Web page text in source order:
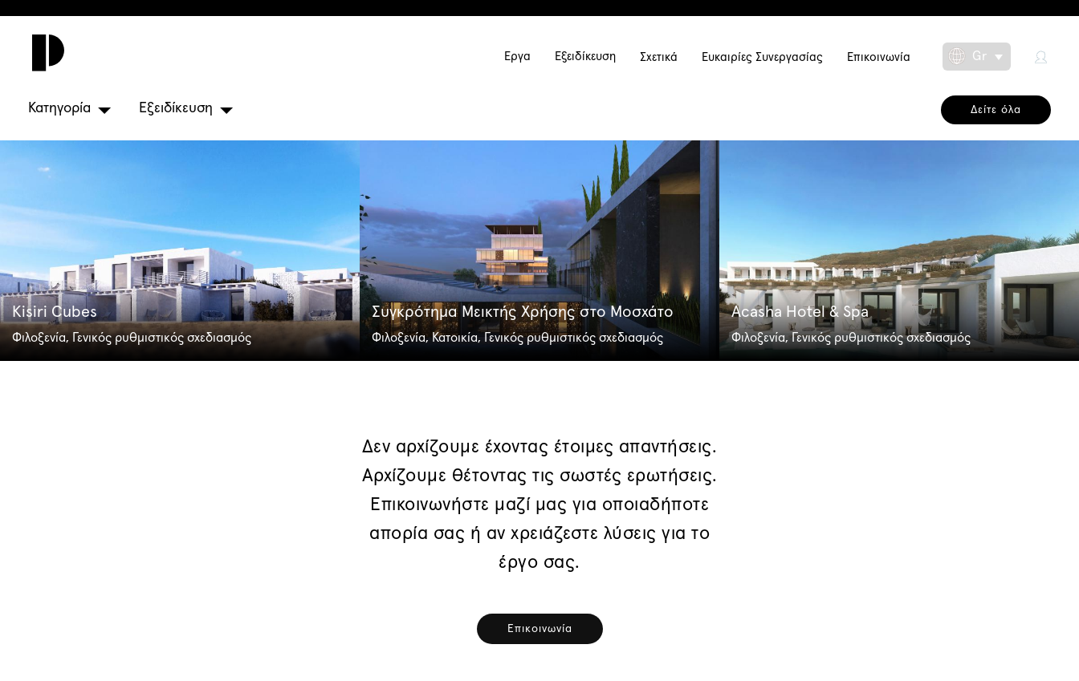
Έργα Εξειδίκευση
Main
Σχετικά Ευκαιρίες Συνεργασίας Επικοινωνία
Gr
Toggle
Κατηγορία Εξειδίκευση Δείτε όλα
Kisiri Cubes
Φιλοξενία, Γενικός ρυθμιστικός σχεδιασμός
Συγκρότημα Μεικτής Χρήσης στο Μοσχάτο
Φιλοξενία, Κατοικία, Γενικός ρυθμιστικός σχεδιασμός
Acasha Hotel & Spa
Φιλοξενία, Γενικός ρυθμιστικός σχεδιασμός
Δεν αρχίζουμε έχοντας έτοιμες απαντήσεις.
Αρχίζουμε θέτοντας τις σωστές ερωτήσεις.
Επικοινωνήστε μαζί μας για οποιαδήποτε
απορία σας ή αν χρειάζεστε λύσεις για το
έργο σας.
Επικοινωνία